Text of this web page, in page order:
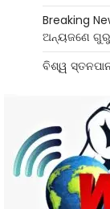
Breaking
ଅନ୍ୟଜଣେ
ବିଶ୍ୱ